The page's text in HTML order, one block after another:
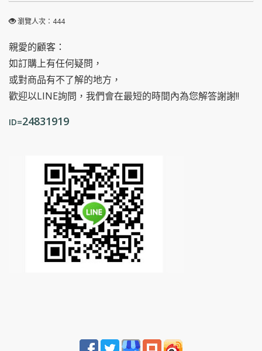
瀏覽人次：444
親愛的顧客：
如訂購上有任何疑問，
或對商品有不了解的地方，
歡迎以LINE詢問，我們會在最短的時間內為您解答謝謝!!
ID=24831919